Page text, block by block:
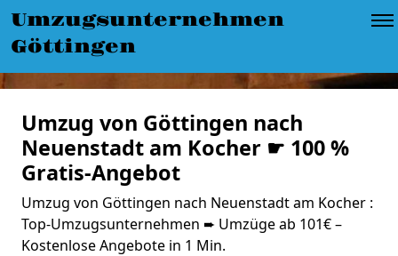
Umzugsunternehmen
Göttingen
Umzug von Göttingen nach
Neuenstadt am Kocher ☛ 100 %
Gratis-Angebot
Umzug von Göttingen nach Neuenstadt am Kocher :
Top-Umzugsunternehmen ➨ Umzüge ab 101€ –
Kostenlose Angebote in 1 Min.